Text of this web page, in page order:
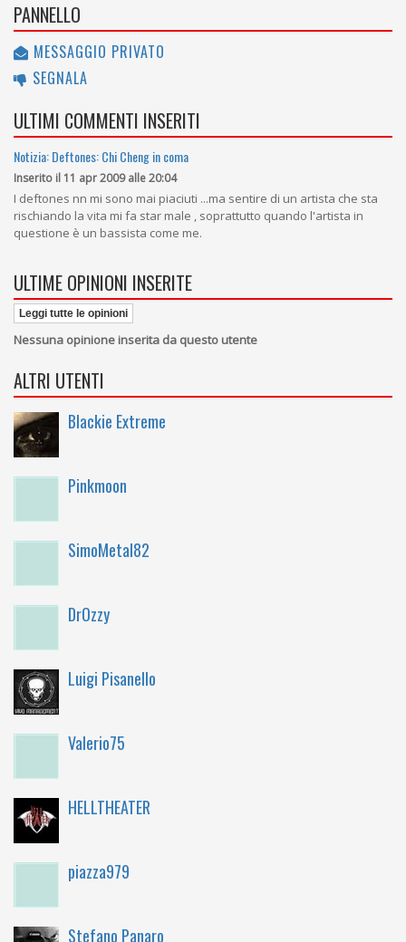
PANNELLO
MESSAGGIO PRIVATO
SEGNALA
ULTIMI COMMENTI INSERITI
Notizia: Deftones: Chi Cheng in coma
Inserito il 11 apr 2009 alle 20:04
I deftones nn mi sono mai piaciuti ...ma sentire di un artista che sta
rischiando la vita mi fa star male , soprattutto quando l'artista in
questione è un bassista come me.
ULTIME OPINIONI INSERITE
Leggi tutte le opinioni
Nessuna opinione inserita da questo utente
ALTRI UTENTI
Blackie Extreme
Pinkmoon
SimoMetal82
DrOzzy
Luigi Pisanello
Valerio75
HELLTHEATER
piazza979
Stefano Panaro